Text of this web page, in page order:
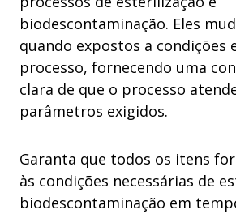
biodescontaminação. Eles
quando expostos a condições
processo, fornecendo uma
clara de que o processo
parâmetros exigidos.
Garanta que todos os itens
às condições necessárias de
biodescontaminação em